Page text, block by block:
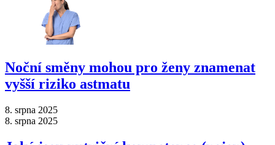
Noční směny mohou pro ženy znamenat
vyšší riziko astmatu
8. srpna 2025
8. srpna 2025